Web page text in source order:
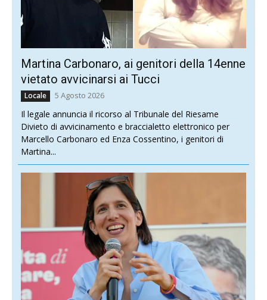
Martina Carbonaro, ai genitori della 14enne
vietato avvicinarsi ai Tucci
Locale 5 Agosto 2026
Il legale annuncia il ricorso al Tribunale del Riesame
Divieto di avvicinamento e braccialetto elettronico per
Marcello Carbonaro ed Enza Cossentino, i genitori di
Martina...